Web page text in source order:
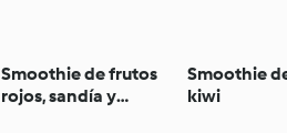
Smoothie de frutos
rojos, sandía y
Smoothie
kiwi